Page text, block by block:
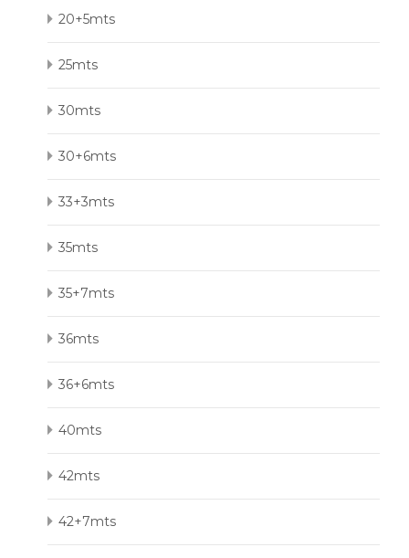
20+5mts
25mts
30mts
30+6mts
33+3mts
35mts
35+7mts
36mts
36+6mts
40mts
42mts
42+7mts